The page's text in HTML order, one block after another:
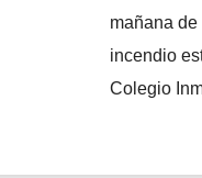
mañana
incendio
Colegio